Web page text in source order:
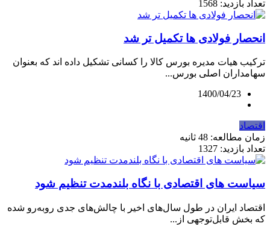
تعداد بازدید: 1568
انحصار فولادی ها تکمیل تر شد
ترکیب هیات مدیره بورس کالا را کسانی تشکیل داده اند که بعنوان
سهامداران اصلی بورس...
1400/04/23
اقتصاد
زمان مطالعه: 48 ثانیه
تعداد بازدید: 1327
سیاست‌ های اقتصادی با نگاه بلندمدت تنظیم شود
اقتصاد ایران در طول سال‌های اخیر با چالش‌های جدی روبه‌رو شده
که بخش قابل‌توجهی از...